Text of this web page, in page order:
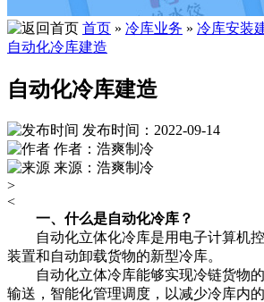
首页 » 冷库业务 » 冷库安装
自动化冷库建造
自动化冷库建造
发布时间：2022-09-14
作者：浩爽制冷
来源：浩爽制冷
>
<
一、什么是自动化冷库？
自动化立体化冷库是用电子计算机控
装置和自动卸载货物的新型冷库。
自动化立体冷库能够实现冷链货物的
输送，智能化管理调度，以减少冷库内